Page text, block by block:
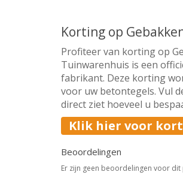
Korting op
Profiteer van korting op
Tuinwarenhuis is een
fabrikant. Deze korting
voor uw betontegels. Vul
direct ziet hoeveel u
Klik hier voor
Beoordelingen
Er zijn geen beoordelingen voor